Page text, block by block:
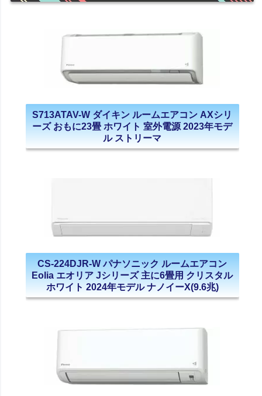
S713ATAV-W ダイキン ルームエアコン AXシリ
ーズ おもに23畳 ホワイト 室外電源 2023年モデ
ル ストリーマ
CS-224DJR-W パナソニック ルームエアコン
Eolia エオリア Jシリーズ 主に6畳用 クリスタル
ホワイト 2024年モデル ナノイーX(9.6兆)